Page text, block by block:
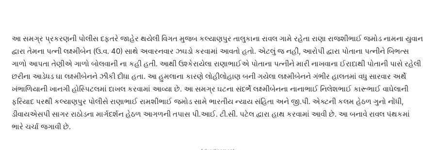
આ સમગ્ર પ્રકરણની પોલીસ દફતરે જાહેર થયેલી વિગત મુજબ કલ્યાણપુર તાલુકાના રાવલ ગામે રહેતા રાણા રાજશીભાઈ જમોડ નામના યુવાન
દ્વારા તેમના પત્ની લક્ષ્મીબેન (ઉ.વ. 40) સાથે અવારનવાર ઝઘડો કરવામાં આવતો હતો. એટલું જ નહીં, આરોપી દ્વારા પોતાના પત્નીને બિભત્સ
ગાળો આપતા તેણીએ ગાળો બોલવાની ના કહી હતી. આથી ઉશ્કેરાયેલા રાણાભાઈએ પોતાના પત્નીને મારી નાખવાના ઈરાદાથી પોતાની પાસે રહેલી
છરીના આડેધડ ઘા લક્ષ્મીબેનને ઝીંકી દીધા હતા. આ હુમલાના કારણે લોહીલોહાણ બની ગયેલા લક્ષ્મીબેનને ગંભીર હાલતમાં વધુ સારવાર અર્થે
ખંભાળિયાની ખાનગી હોસ્પિટલમાં દાખલ કરવામાં આવ્યા છે. આ સમગ્ર ઘટના સંદર્ભે લક્ષ્મીબેનના નાનાભાઈ નિલેશભાઈ કારૂભાઈ વાઘેલાની
ફરિયાદ પરથી કલ્યાણપુર પોલીસે રાણાભાઈ રામશીભાઈ જમોડ સામે ભારતીય ન્યાય સંહિતા અને જી.પી. એક્ટની કલમ હેઠળ ગુનો નોંધી,
ડીવાયએસપી સાગર રાઠોડના માર્ગદર્શન હેઠળ આગળની તપાસ પી.આઈ. ટી.સી. પટેલ દ્વારા હાથ કરવામાં આવી છે. આ બનાવે રાવલ પંથકમાં
ભારે ચર્ચા જગાવી છે.